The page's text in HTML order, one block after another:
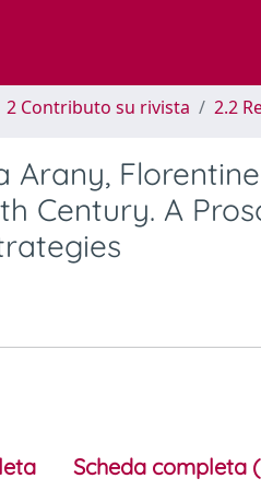
2 Contributo su rivista 2.2
Arany,
Century. A
Scheda completa